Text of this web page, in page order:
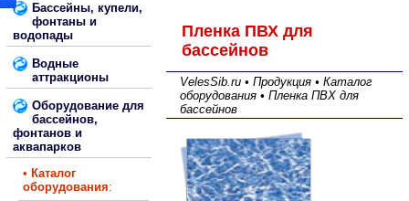
Бассейны, купели,
фонтаны и
водопады
Водные
аттракционы
Оборудование для
бассейнов,
фонтанов и
аквапарков
• Каталог
оборудования:
Пленка ПВХ для
бассейнов
VelesSib.ru • Продукция • Каталог
оборудования • Пленка ПВХ для
бассейнов